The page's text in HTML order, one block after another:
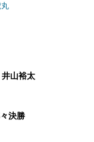
井山裕太
決勝